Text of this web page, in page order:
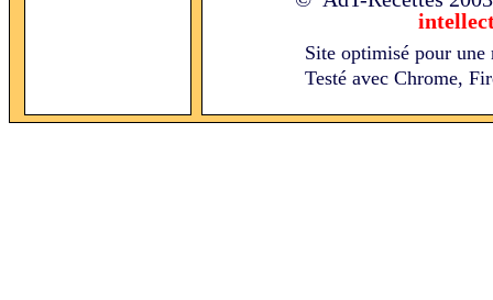
Site optimisé pour
Testé avec Chrome,